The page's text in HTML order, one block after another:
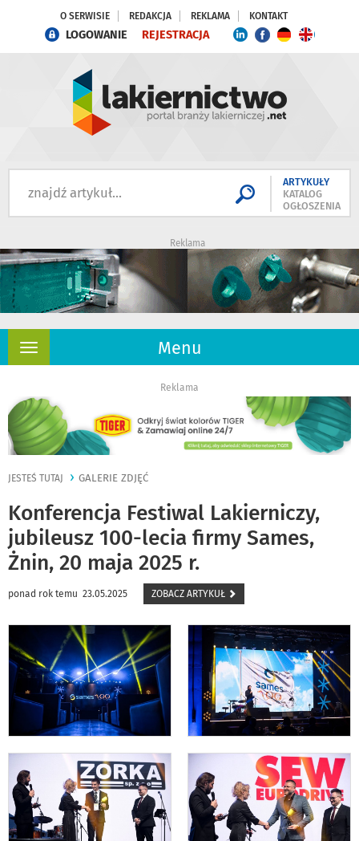
O SERWISIE REDAKCJA REKLAMA KONTAKT
LOGOWANIE REJESTRACJA
ARTYKUŁY
KATALOG
OGŁOSZENIA
Reklama
Menu
Rozwiń
Reklama
JESTEŚ TUTAJ GALERIE ZDJĘĆ
Konferencja Festiwal Lakierniczy,
jubileusz 100-lecia firmy Sames,
Żnin, 20 maja 2025 r.
ponad rok temu 23.05.2025 ZOBACZ ARTYKUŁ